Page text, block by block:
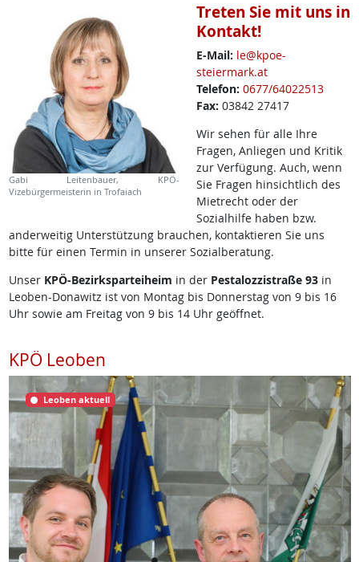
Gabi Leitenbauer, KPÖ-
Vizebürgermeisterin in Trofaiach
Treten Sie mit uns in
Kontakt!
E-Mail: le@kpoe-
steiermark.at
Telefon: 0677/64022513
Fax: 03842 27417
Wir sehen für alle Ihre
Fragen, Anliegen und Kritik
zur Verfügung. Auch, wenn
Sie Fragen hinsichtlich des
Mietrecht oder der
Sozialhilfe haben bzw.
anderweitig Unterstützung brauchen, kontaktieren Sie uns
bitte für einen Termin in unserer Sozialberatung.
UnserKPÖ-Bezirksparteiheim in der Pestalozzistraße 93in
Leoben-Donawitz ist von Montag bis Donnerstag von 9 bis 16
Uhr sowie am Freitag von 9 bis 14 Uhr geöffnet.
KPÖ Leoben
Leoben aktuell